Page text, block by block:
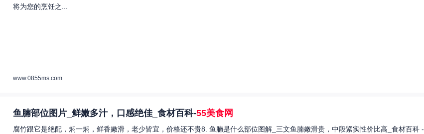
将为您的烹饪之...
www.0855ms.com
鱼腩部位图片_鲜嫩多汁，口感绝佳_食材百科-55美食网
腐竹跟它是绝配，焖一焖，鲜香嫩滑，老少皆宜，价格还不贵8. 鱼腩是什么部位图解_三文鱼腩嫩滑贵，中段紧实性价比高_食材百科 -